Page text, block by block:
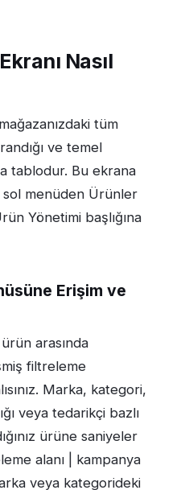
Nasıl
tüm
ve temel
tablodur. Bu ekrana
sol menüden Ürünler
Yönetimi başlığına
Erişim ve
arasında
filtreleme
Marka, kategori,
veya tedarikçi bazlı
ürüne saniyeler
alanı | kampanya
veya kategorideki